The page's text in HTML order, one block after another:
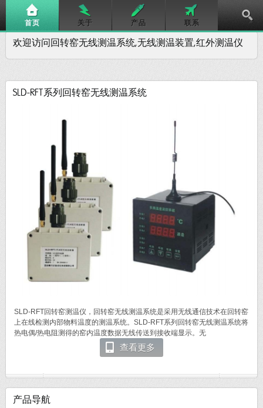
首页 关于 产品 联系
欢迎访问回转窑无线测温系统,无线测温装置,红外测温仪
SLD-RFT系列回转窑无线测温系统
SLD-RFT回转窑测温仪，回转窑无线测温系统是采用无线通信技术在回转窑
上在线检测内部物料温度的测温系统。SLD-RFT系列回转窑无线测温系统将
热电偶/热电阻测得的窑内温度数据无线传送到接收端显示。无
查看更多
产品导航